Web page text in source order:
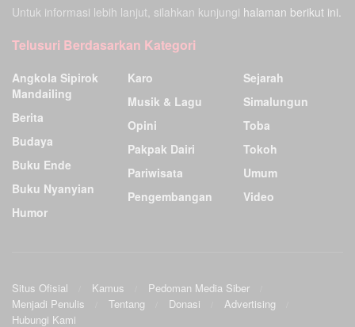
Untuk informasi lebih lanjut, silahkan kunjungi halaman berikut ini.
Telusuri Berdasarkan Kategori
Angkola Sipirok
Mandailing
Berita
Budaya
Buku Ende
Buku Nyanyian
Humor
Karo
Musik & Lagu
Opini
Pakpak Dairi
Pariwisata
Pengembangan
Sejarah
Simalungun
Toba
Tokoh
Umum
Video
Situs Ofisial Kamus
Pedoman Media Siber
Menjadi Penulis
Tentang Donasi
Advertising
Hubungi Kami